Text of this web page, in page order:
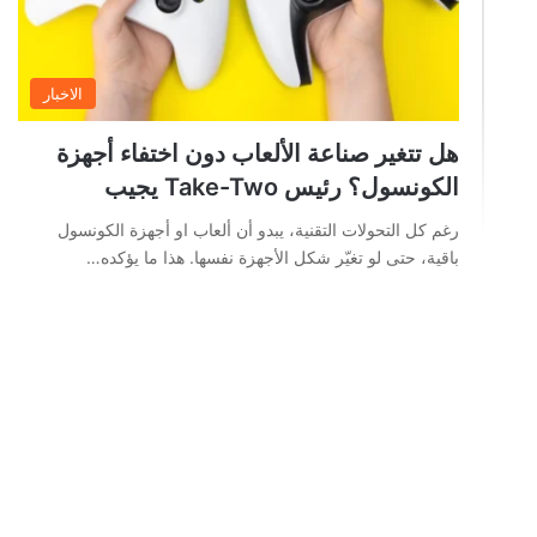
الاخبار
هل تتغير صناعة الألعاب دون اختفاء أجهزة
الكونسول؟ رئيس Take-Two يجيب
رغم كل التحولات التقنية، يبدو أن ألعاب او أجهزة الكونسول
باقية، حتى لو تغيّر شكل الأجهزة نفسها. هذا ما يؤكده…